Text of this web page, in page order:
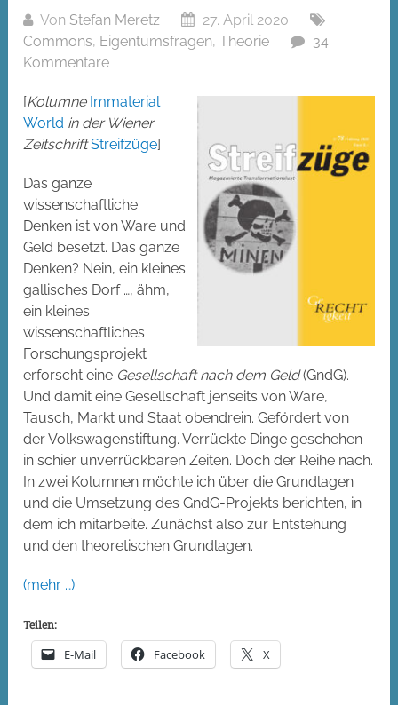
Von Stefan Meretz
27. April 2020
Commons, Eigentumsfragen,Theorie
34
Kommentare
[Kolumne Immaterial
World in der Wiener
Zeitschrift Streifzüge]
Das ganze
wissenschaftliche
Denken ist von Ware und
Geld besetzt. Das ganze
Denken? Nein, ein kleines
gallisches Dorf …, ähm,
ein kleines
wissenschaftliches
Forschungsprojekt
erforscht eine Gesellschaft nach dem Geld(GndG).
Und damit eine Gesellschaft jenseits von Ware,
Tausch, Markt und Staat obendrein. Gefördert von
der Volkswagenstiftung. Verrückte Dinge geschehen
in schier unverrückbaren Zeiten. Doch der Reihe nach.
In zwei Kolumnen möchte ich über die Grundlagen
und die Umsetzung des GndG-Projekts berichten, in
dem ich mitarbeite. Zunächst also zur Entstehung
und den theoretischen Grundlagen.
(mehr …)
Teilen:
E-Mail Facebook X